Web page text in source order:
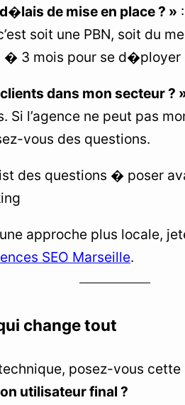
de mise en place ? »
soit une PBN, soit du
� 3 mois pour se d�ployer
dans mon secteur ?
Si l’agence ne peut pas
vous des questions.
des questions � poser
approche plus locale,
SEO Marseille.
change tout
posez-vous
utilisateur final ?